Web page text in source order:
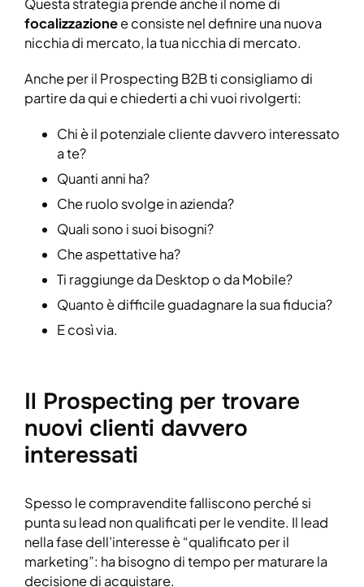
Questa strategia prende anche il nome di
focalizzazionee consiste nel definire una nuova
nicchia di mercato, la tua nicchia di mercato.
Anche per il Prospecting B2B ti consigliamo di
partire da qui e chiederti a chi vuoi rivolgerti:
Chi è il potenziale cliente davvero interessato
a te?
Quanti anni ha?
Che ruolo svolge in azienda?
Quali sono i suoi bisogni?
Che aspettative ha?
Ti raggiunge da Desktop o da Mobile?
Quanto è difficile guadagnare la sua fiducia?
E così via.
Il Prospecting per trovare
nuovi clienti davvero
interessati
Spesso le compravendite falliscono perché si
punta su lead non qualificati per le vendite. Il lead
nella fase dell’interesse è “qualificato per il
marketing”: ha bisogno di tempo per maturare la
decisione di acquistare.